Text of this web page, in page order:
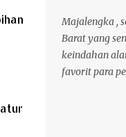
per bulannya
menyamai
sendiri .
Majalengka ,
Barat yang
keindahan
favorit para